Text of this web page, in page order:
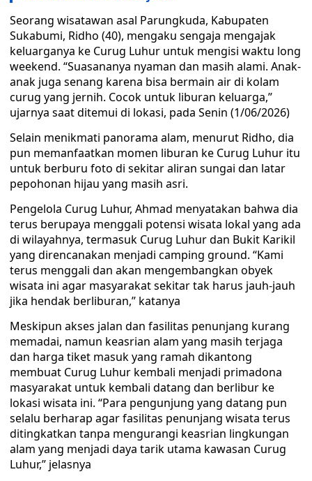
Seorang wisatawan asal Parungkuda, Kabupaten
Sukabumi, Ridho (40), mengaku sengaja mengajak
keluarganya ke Curug Luhur untuk mengisi waktu long
weekend. “Suasananya nyaman dan masih alami. Anak-
anak juga senang karena bisa bermain air di kolam
curug yang jernih. Cocok untuk liburan keluarga,”
ujarnya saat ditemui di lokasi, pada Senin (1/06/2026)
Selain menikmati panorama alam, menurut Ridho, dia
pun memanfaatkan momen liburan ke Curug Luhur itu
untuk berburu foto di sekitar aliran sungai dan latar
pepohonan hijau yang masih asri.
Pengelola Curug Luhur, Ahmad menyatakan bahwa dia
terus berupaya menggali potensi wisata lokal yang ada
di wilayahnya, termasuk Curug Luhur dan Bukit Karikil
yang direncanakan menjadi camping ground. “Kami
terus menggali dan akan mengembangkan obyek
wisata ini agar masyarakat sekitar tak harus jauh-jauh
jika hendak berliburan,” katanya
Meskipun akses jalan dan fasilitas penunjang kurang
memadai, namun keasrian alam yang masih terjaga
dan harga tiket masuk yang ramah dikantong
membuat Curug Luhur kembali menjadi primadona
masyarakat untuk kembali datang dan berlibur ke
lokasi wisata ini. “Para pengunjung yang datang pun
selalu berharap agar fasilitas penunjang wisata terus
ditingkatkan tanpa mengurangi keasrian lingkungan
alam yang menjadi daya tarik utama kawasan Curug
Luhur,” jelasnya